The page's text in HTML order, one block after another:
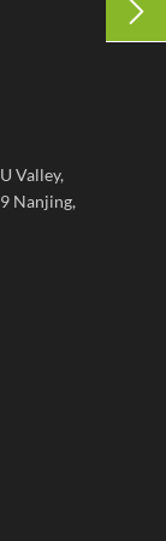
Valley,
Nanjing,
